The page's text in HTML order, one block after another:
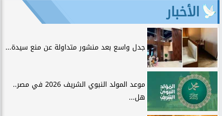
الأخبار
جدل واسع بعد منشور متداولة عن منع سيدة...
موعد المولد النبوي الشريف 2026 في مصر..
هل...